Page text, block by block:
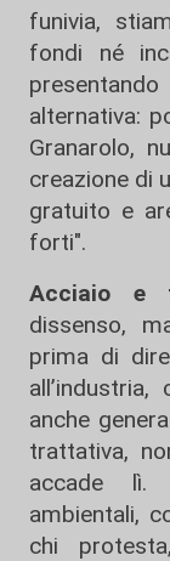
funivia,
fondi né
alternativa:
Granarolo,
creazione di
gratuito e
forti".
Acciaio e
dissenso,
prima di
anche
trattativa,
accade lì.
ambientali,
chi